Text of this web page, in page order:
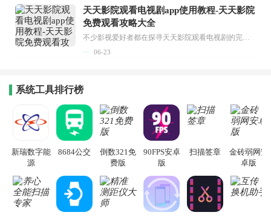
天天影院观看电视剧app使用教程-天天影院
免费观看攻略大全
不少影视爱好者都在探寻天天影院观看电视剧的完整方法，结合最新平台使用规则，本篇新手入门攻略全面讲解观看渠道、检索流程、播放设置以及画面模式调整等实用内容。全文适配手机、电脑等主流设备，步骤简洁易懂，无论是初次使用的新手，还是想要优化观影体验的用户，都能参照内容快速上手，熟练掌握平台各项操作技巧，轻松畅享影视内容。...
06-23
系统工具排行榜
新瑞数字能
源
8684公交
倒数321免
费版
90FPS安卓
版
扫描签章
金砖弱网安
卓版